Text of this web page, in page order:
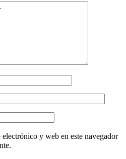
y web en este navegador